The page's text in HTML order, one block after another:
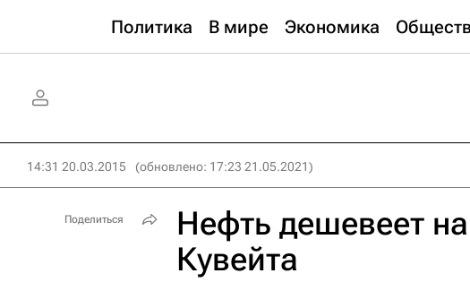
Политика В мире Экономика
14:31 20.03.2015 (обновлено: 17:23 21.05.2021)
Нефть дешевеет
Кувейта
Поделиться